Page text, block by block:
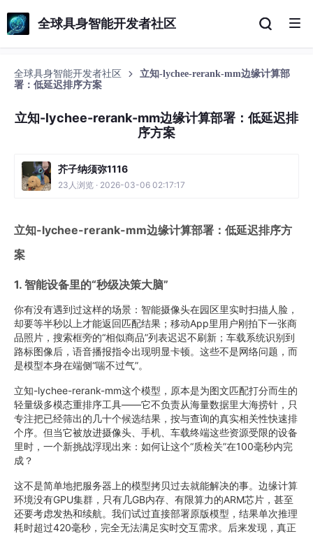
全球具身智能开发者社区
全球具身智能开发者社区
立知-lychee-rerank-mm边缘计算部
署：低延迟排序方案
立知-lychee-rerank-mm边缘计算部署：低延迟排
序方案
芥子纳须弥1116
23人浏览 · 2026-03-06 02:17:17
立知-lychee-rerank-mm边缘计算部署：低延迟排序方
案
1. 智能设备里的“秒级决策大脑”
你有没有遇到过这样的场景：智能摄像头在园区里实时扫描人脸，
却要等半秒以上才能返回匹配结果；移动App里用户刚拍下一张商
品照片，搜索框旁的“相似商品”列表迟迟不刷新；车载系统识别到
路标图像后，语音播报指令出现明显卡顿。这些不是网络问题，而
是模型本身在端侧“喘不过气”。
立知-lychee-rerank-mm这个模型，原本是为图文匹配打分而生的
轻量级多模态重排序工具——它不负责从海量数据里大海捞针，只
专注把已经筛出的几十个候选结果，按与查询的真实相关性快速排
个序。但当它被放进摄像头、手机、车载终端这些资源受限的设备
里时，一个新挑战浮现出来：如何让这个“质检关”在100毫秒内完
成？
这不是简单地把服务器上的模型拷贝过去就能解决的事。边缘计算
环境没有GPU集群，只有几GB内存、有限算力的ARM芯片，甚至
还要考虑发热和续航。我们试过直接部署原版模型，结果单次推理
耗时超过420毫秒，完全无法满足实时交互需求。后来发现，真正